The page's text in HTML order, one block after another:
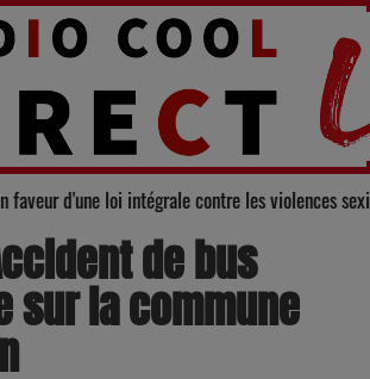
Gers adopte un vœu en faveur d'une loi
de bus
sur la commune